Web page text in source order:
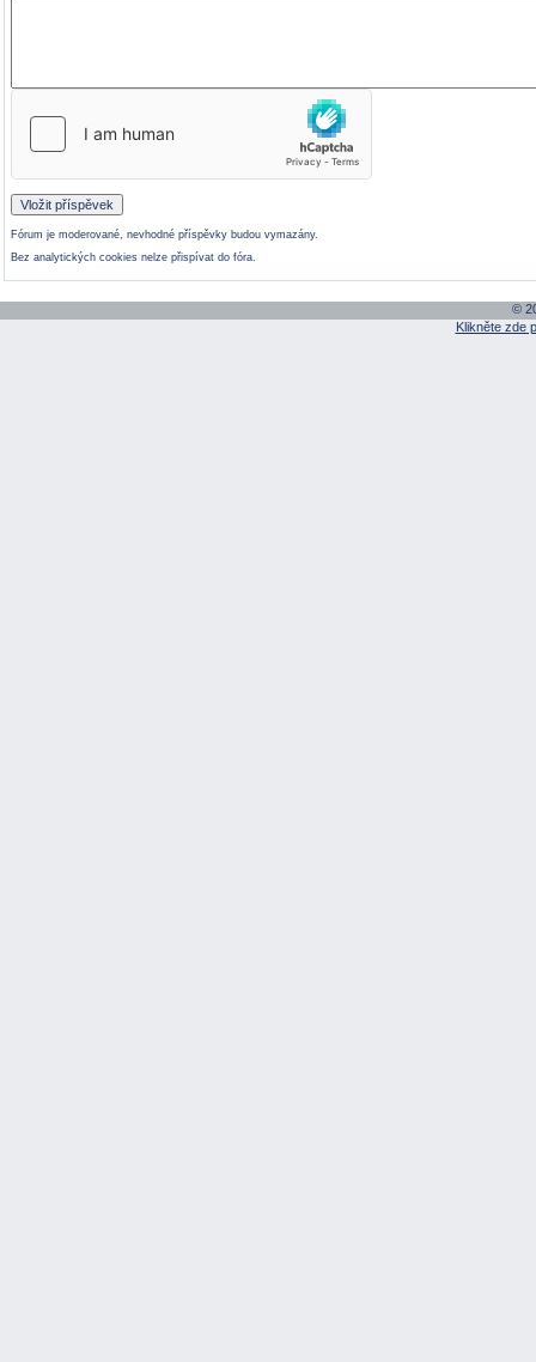
Fórum je moderované, nevhodné příspěvky budou vymazány.
Bez analytických cookies nelze přispívat do fóra.
©
Klikněte zde